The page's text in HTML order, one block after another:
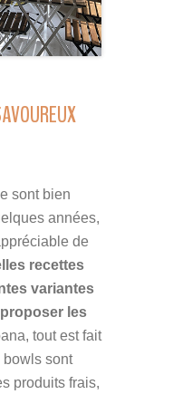
sont bien
années,
de
recettes
variantes
les
tout est fait
bowls sont
produits frais,